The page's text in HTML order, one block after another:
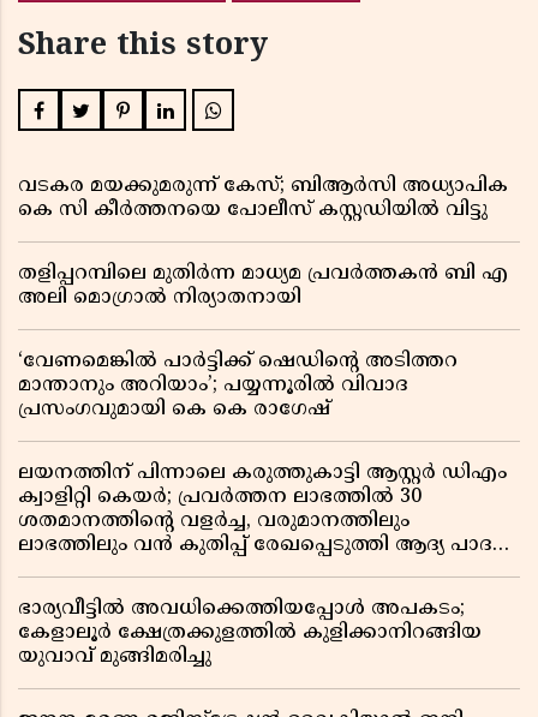
Share this story
വടകര മയക്കുമരുന്ന് കേസ്; ബിആർസി അധ്യാപിക
കെ സി കീർത്തനയെ പോലീസ് കസ്റ്റഡിയിൽ വിട്ടു
തളിപ്പറമ്പിലെ മുതിർന്ന മാധ്യമ പ്രവർത്തകൻ ബി എ
അലി മൊഗ്രാൽ നിര്യാതനായി
‘വേണമെങ്കിൽ പാർട്ടിക്ക് ഷെഡിൻ്റെ അടിത്തറ
മാന്താനും അറിയാം’; പയ്യന്നൂരിൽ വിവാദ
പ്രസംഗവുമായി കെ കെ രാഗേഷ്
ലയനത്തിന് പിന്നാലെ കരുത്തുകാട്ടി ആസ്റ്റർ ഡിഎം
ക്വാളിറ്റി കെയർ; പ്രവർത്തന ലാഭത്തിൽ 30
ശതമാനത്തിൻ്റെ വളർച്ച, വരുമാനത്തിലും
ലാഭത്തിലും വൻ കുതിപ്പ് രേഖപ്പെടുത്തി ആദ്യ പാദ
ഭാര്യവീട്ടിൽ അവധിക്കെത്തിയപ്പോൾ അപകടം;
കേളാലൂർ ക്ഷേത്രക്കുളത്തിൽ കുളിക്കാനിറങ്ങിയ
യുവാവ് മുങ്ങിമരിച്ചു